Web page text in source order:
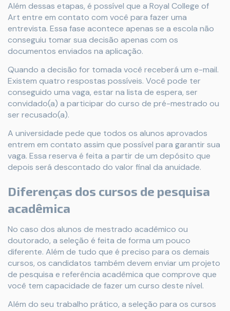
Além dessas etapas, é possível que a Royal College of
Art entre em contato com você para fazer uma
entrevista. Essa fase acontece apenas se a escola não
conseguiu tomar sua decisão apenas com os
documentos enviados na aplicação.
Quando a decisão for tomada você receberá um e-mail.
Existem quatro respostas possíveis. Você pode ter
conseguido uma vaga, estar na lista de espera, ser
convidado(a) a participar do curso de pré-mestrado ou
ser recusado(a).
A universidade pede que todos os alunos aprovados
entrem em contato assim que possível para garantir sua
vaga. Essa reserva é feita a partir de um depósito que
depois será descontado do valor final da anuidade.
Diferenças dos cursos de pesquisa
acadêmica
No caso dos alunos de mestrado acadêmico ou
doutorado, a seleção é feita de forma um pouco
diferente. Além de tudo que é preciso para os demais
cursos, os candidatos também devem enviar um projeto
de pesquisa e referência acadêmica que comprove que
você tem capacidade de fazer um curso deste nível.
Além do seu trabalho prático, a seleção para os cursos